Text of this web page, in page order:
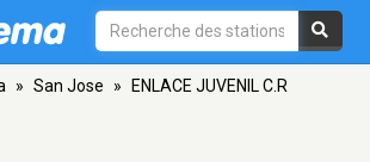
» San Jose » ENLACE JUVENIL C.R